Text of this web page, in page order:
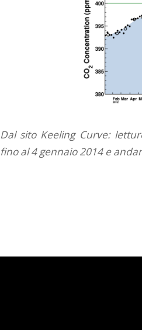
Dal sito Keeling Curve:
fino al 4 gennaio 2014 e